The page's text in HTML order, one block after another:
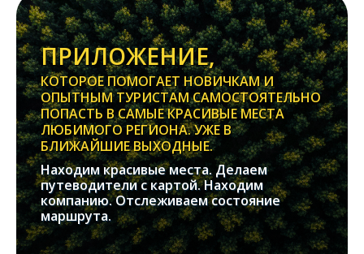
ПРИЛОЖЕНИЕ,
КОТОРОЕ ПОМОГАЕТ НОВИЧКАМ И
ОПЫТНЫМ ТУРИСТАМ САМОСТОЯТЕЛЬНО
ПОПАСТЬ В САМЫЕ КРАСИВЫЕ МЕСТА
ЛЮБИМОГО РЕГИОНА. УЖЕ В
БЛИЖАЙШИЕ ВЫХОДНЫЕ.
Находим красивые места. Делаем
путеводители с картой. Находим
компанию. Отслеживаем состояние
маршрута.